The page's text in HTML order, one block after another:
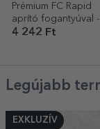
Prémium FC Rapid
aprító fogantyúval -
Gyorsaság a
4 242 Ft
Legújabb
EXKLUZÍV